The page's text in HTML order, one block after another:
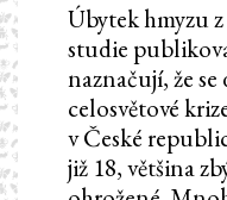
Úbytek hmyzu
studie
naznačují, že
celosvětové
v České
již 18, většina